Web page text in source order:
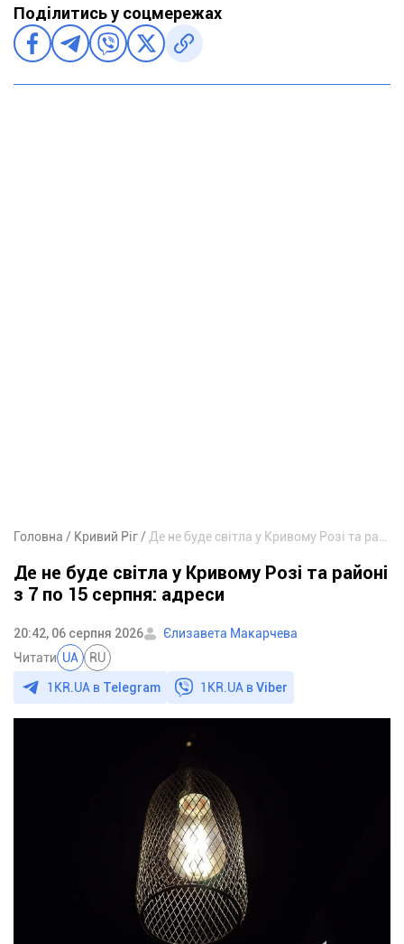
Поділитись у соцмережах
Головна Кривий Ріг
Де не буде світла у Кривому Розі та районі
з 7 по 15 серпня: адреси
20:42, 06 серпня 2026
Єлизавета Макарчева
Читати UA RU
1KR.UA в Telegram 1KR.UA вViber